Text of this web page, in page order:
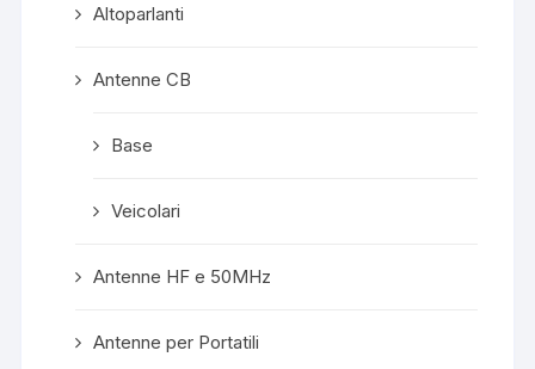
Altoparlanti
Antenne CB
Base
Veicolari
Antenne HF e 50MHz
Antenne per Portatili